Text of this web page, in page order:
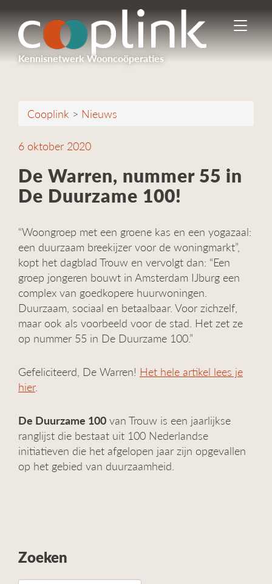
Kennisnetwerk Wooncoöperaties
I
n
-
e
n
i
Cooplink > Nieuws
6 oktober 2020
De Warren, nummer 55 in
De Duurzame 100!
“Woongroep met een groene kas en een yogazaal:
een duurzaam breekijzer voor de woningmarkt”,
kopt het dagblad Trouw en vervolgt dan: “Een
groep jongeren bouwt in Amsterdam IJburg een
complex van goedkopere huurwoningen.
Duurzaam, sociaal en betaalbaar. Voor zichzelf,
maar ook als voorbeeld voor de stad. Het zet ze
op nummer 55 in De Duurzame 100.”
Gefeliciteerd, De Warren! Het hele artikel lees je
hier.
De Duurzame 100 van Trouw is een jaarlijkse
ranglijst die bestaat uit 100 Nederlandse
initiatieven die het afgelopen jaar zijn opgevallen
op het gebied van duurzaamheid.
Zoeken